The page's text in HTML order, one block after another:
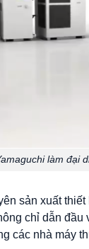
làm đại
sản xuất
chỉ dẫn
các nhà máy